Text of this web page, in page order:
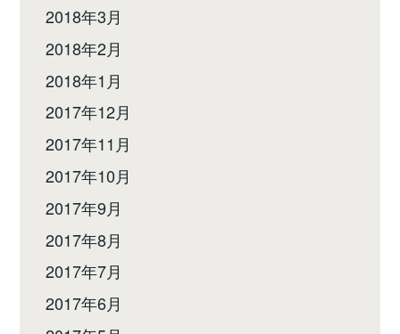
2018年3月
2018年2月
2018年1月
2017年12月
2017年11月
2017年10月
2017年9月
2017年8月
2017年7月
2017年6月